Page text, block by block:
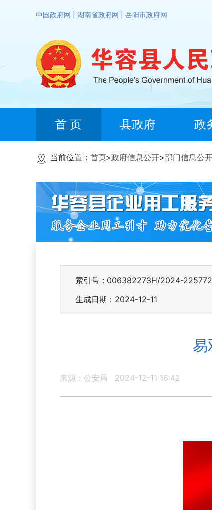
中国政府网 湖南省政府网 岳阳市政府网
首 页 县政府 政
当前位置： 首页>政府信息公开>部门信息公
索引号：006382273H/2024-
生成日期：2024-12-11
易
来源：公安局 2024-12-11 16:42